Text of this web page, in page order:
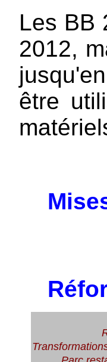
Les BB
2012,
être